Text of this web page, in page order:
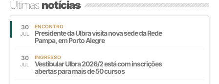
Últimasnotícias
30
JUL
ENCONTRO
Presidente da Ulbra visita nova sede da Rede
Pampa, em Porto Alegre
30
JUL
INGRESSO
Vestibular Ulbra 2026/2 está com inscrições
abertas para mais de 50 cursos